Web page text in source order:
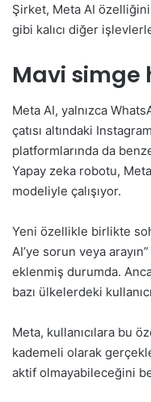
Şirket, Meta AI özelliğini
gibi kalıcı diğer
Mavi simge
Meta AI, yalnızca
çatısı altındaki
platformlarında da
Yapay zeka robotu,
modeliyle çalışıyor.
Yeni özellikle birlikte
AI’ye sorun veya
eklenmiş durumda.
bazı ülkelerdeki
Meta, kullanıcılara bu
kademeli olarak
aktif olmayabileceğini